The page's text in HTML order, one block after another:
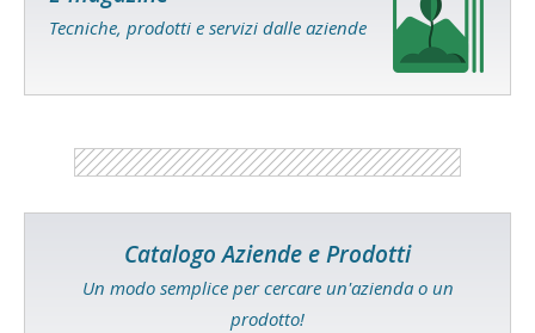
Tecniche, prodotti e servizi dalle aziende
Catalogo Aziende e Prodotti
Un modo semplice per cercare un'azienda o un
prodotto!